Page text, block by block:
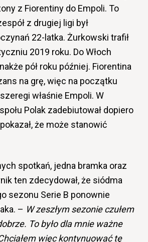
z Fiorentiny do Empoli. To
z drugiej ligi był
22-latka. Żurkowski trafił
2019 roku. Do Włoch
pół roku później. Fiorentina
na grę, więc na początku
właśnie Empoli. W
Polak zadebiutował dopiero
że może stanowić
spotkań, jedna bramka oraz
ten zdecydował, że siódma
sezonu Serie B ponownie
– W zeszłym sezonie czułem
To było dla mnie ważne
więc kontynuować tę